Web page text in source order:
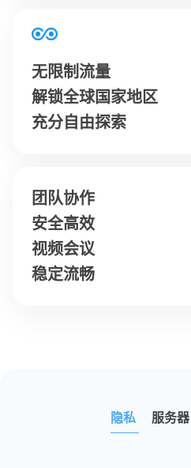
无限制流量
解锁全球国家地区
充分自由探索
团队协作
安全高效
视频会议
稳定流畅
隐私 服务器